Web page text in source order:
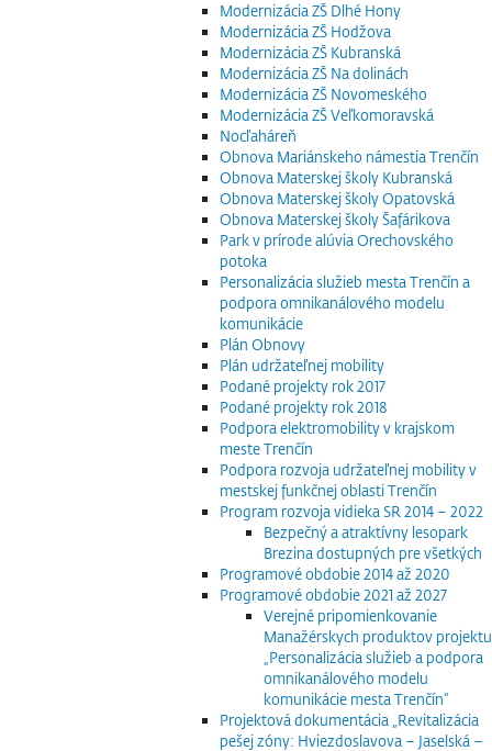
Modernizácia ZŠ Dlhé Hony
Modernizácia ZŠ Hodžova
Modernizácia ZŠ Kubranská
Modernizácia ZŠ Na dolinách
Modernizácia ZŠ Novomeského
Modernizácia ZŠ Veľkomoravská
Nocľaháreň
Obnova Mariánskeho námestia Trenčín
Obnova Materskej školy Kubranská
Obnova Materskej školy Opatovská
Obnova Materskej školy Šafárikova
Park v prírode alúvia Orechovského
potoka
Personalizácia služieb mesta Trenčín a
podpora omnikanálového modelu
komunikácie
Plán Obnovy
Plán udržateľnej mobility
Podané projekty rok 2017
Podané projekty rok 2018
Podpora elektromobility v krajskom
meste Trenčín
Podpora rozvoja udržateľnej mobility v
mestskej funkčnej oblasti Trenčín
Program rozvoja vidieka SR 2014 – 2022
Bezpečný a atraktívny lesopark
Brezina dostupných pre všetkých
Programové obdobie 2014 až 2020
Programové obdobie 2021 až 2027
Verejné pripomienkovanie
Manažérskych produktov projektu
„Personalizácia služieb a podpora
omnikanálového modelu
komunikácie mesta Trenčín“
Projektová dokumentácia „Revitalizácia
pešej zóny: Hviezdoslavova – Jaselská –